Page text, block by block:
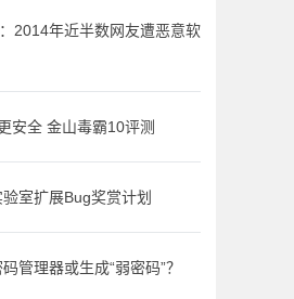
2014年近半数网友遭恶意软
安全 金山毒霸10评测
室扩展Bug奖赏计划
管理器或生成“弱密码”？